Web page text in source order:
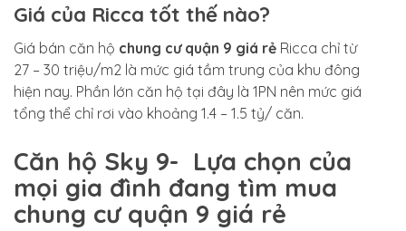
Giá của Ricca tốt thế nào?
Giá bán căn hộ chung cư quận 9 giá rẻ Ricca chỉ từ
27 – 30 triệu/m2 là mức giá tầm trung của khu đông
hiện nay. Phần lớn căn hộ tại đây là 1PN nên mức giá
tổng thể chỉ rơi vào khoảng 1.4 – 1.5 tỷ/ căn.
Căn hộ Sky 9- Lựa chọn của
mọi gia đình đang tìm mua
chung cư quận 9 giá rẻ